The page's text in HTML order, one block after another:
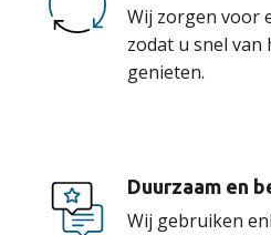
Wij zorgen voor
zodat u snel
genieten.
Duurzaam en
Wij gebruiken